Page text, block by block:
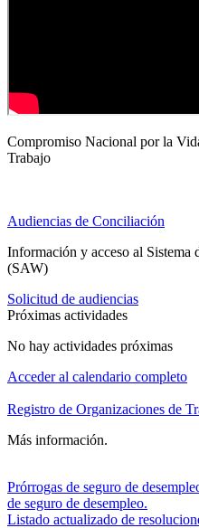
Compromiso Nacional por la
Trabajo
Audiencias de Conciliación
Información y acceso al
(SAW)
Solicitud de audiencias
Próximas actividades
No hay actividades próximas
Acceder al calendario completo
Registro de Organizaciones de
Más información.
Prórrogas de seguro de
de seguro de desempleo.
Listado actualizado de